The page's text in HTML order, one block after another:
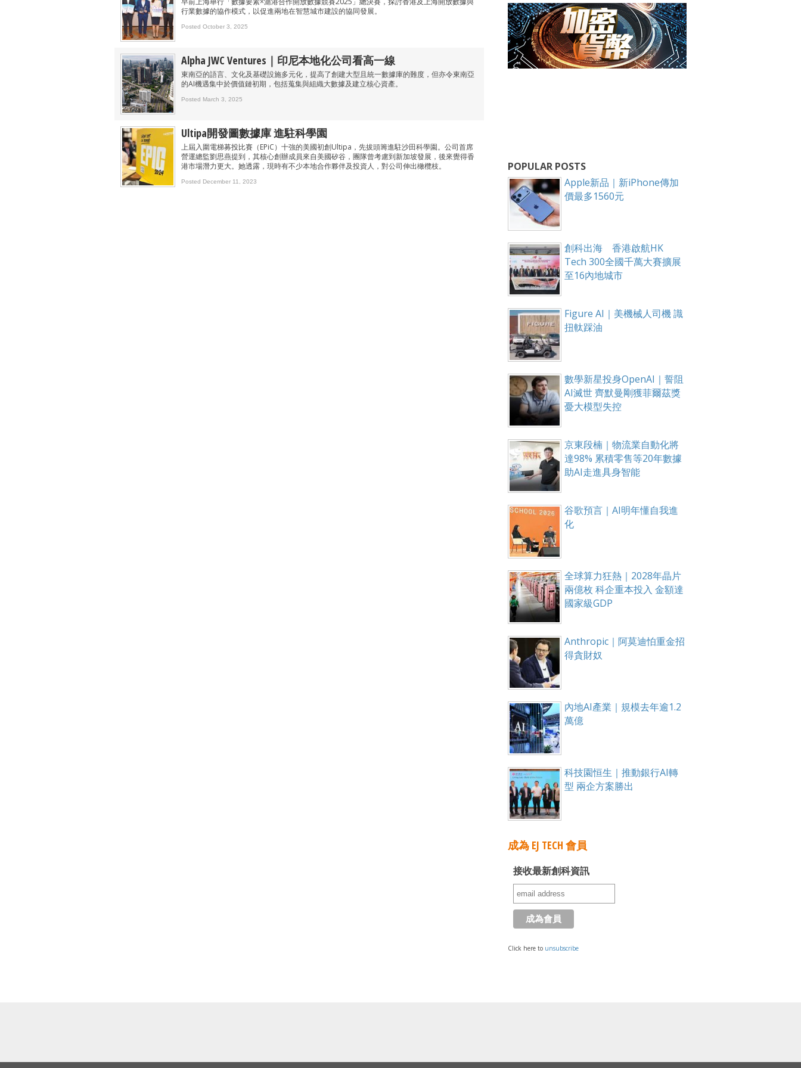
行業數據的協作模式，以促進兩地在智慧城市建設的協同發展。
Posted October 3, 2025
Alpha JWC Ventures｜印尼本地化公司看高一線
東南亞的語言、文化及基礎設施多元化，提高了創建大型且統一數據庫的難度，但亦令東南亞
的AI機遇集中於價值鏈初期，包括蒐集與組織大數據及建立核心資產。
Posted March 3, 2025
Ultipa開發圖數據庫 進駐科學園
上屆入圍電梯募投比賽（EPiC）十強的美國初創Ultipa，先拔頭籌進駐沙田科學園。公司首席
營運總監劉思燕提到，其核心創辦成員來自美國矽谷，團隊曾考慮到新加坡發展，後來覺得香
港市場潛力更大。她透露，現時有不少本地合作夥伴及投資人，對公司伸出橄欖枝。
Posted December 11, 2023
POPULAR POSTS
Apple新品｜新iPhone傳加
價最多1560元
創科出海 香港啟航HK
Tech 300全國千萬大賽擴展
至16內地城市
Figure AI｜美機械人司機 識
扭軚踩油
數學新星投身OpenAI｜誓阻
AI滅世 齊默曼剛獲菲爾茲獎
憂大模型失控
京東段楠｜物流業自動化將
達98% 累積零售等20年數據
助AI走進具身智能
谷歌預言｜AI明年懂自我進
化
全球算力狂熱｜2028年晶片
兩億枚 科企重本投入 金額達
國家級GDP
Anthropic｜阿莫迪怕重金招
得貪財奴
內地AI產業｜規模去年逾1.2
萬億
科技園恒生｜推動銀行AI轉
型 兩企方案勝出
成為 EJ TECH 會員
接收最新創科資訊
Click here to unsubscribe